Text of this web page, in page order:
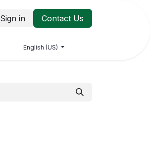
Sign in Contact Us
English (US)